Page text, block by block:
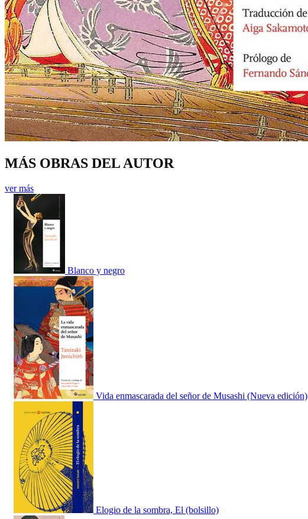
MÁS OBRAS DEL AUTOR
ver más
Blanco y negro
Vida enmascarada del señor de Musashi (Nueva edición)
Elogio de la sombra, El (bolsillo)